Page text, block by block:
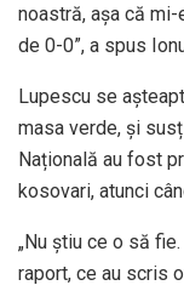
noastră, așa că
de 0-0”, a spus
Lupescu se
masa verde, și
Națională au fost
kosovari, atunci
„Nu știu ce o să
raport, ce au scris